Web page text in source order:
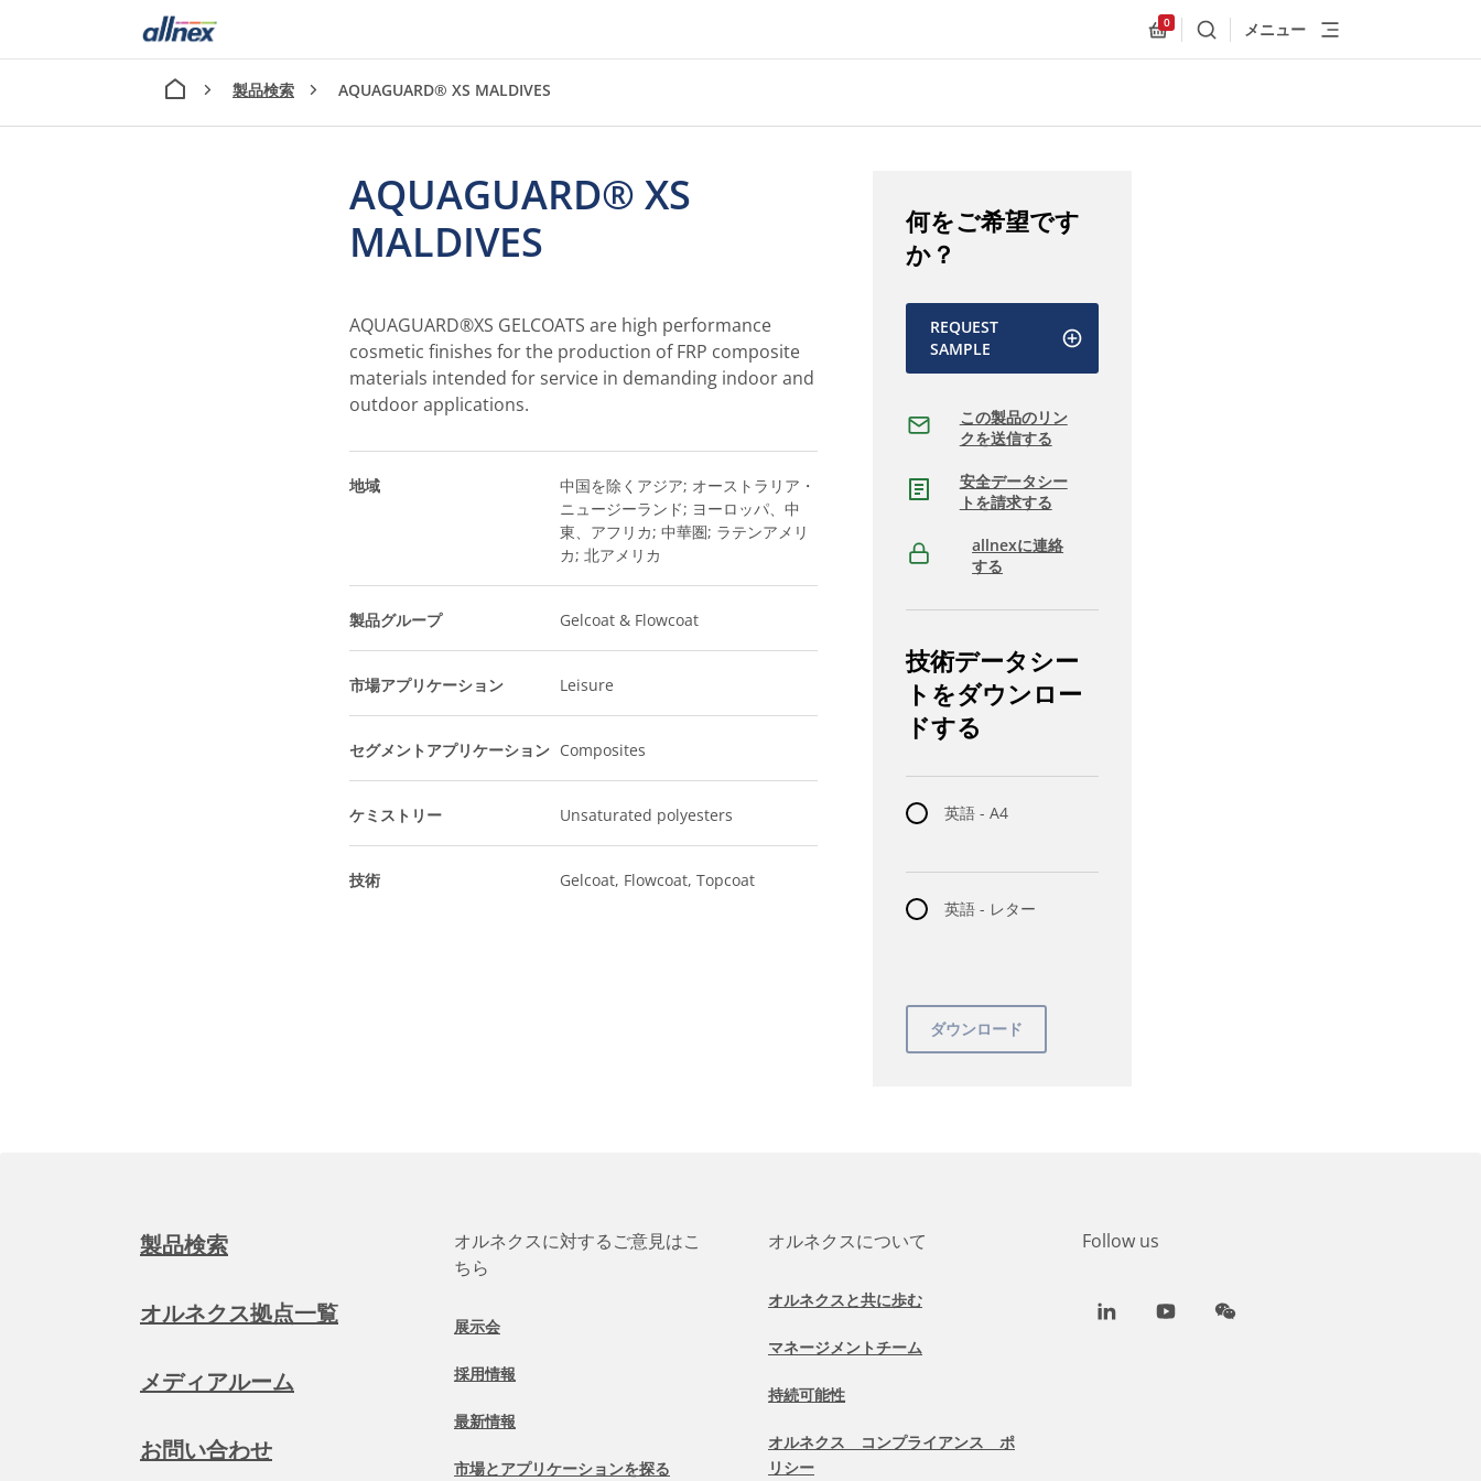
Allnex.GeneralResources.Cart
0
検索 メニュー
製品検索 AQUAGUARD® XS MALDIVES
AQUAGUARD® XS
MALDIVES
AQUAGUARD®XS GELCOATS are high performance
cosmetic finishes for the production of FRP composite
materials intended for service in demanding indoor and
outdoor applications.
地域
中国を除くアジア; オーストラリア・
ニュージーランド; ヨーロッパ、中
東、アフリカ; 中華圏; ラテンアメリ
カ; 北アメリカ
製品グループ Gelcoat & Flowcoat
市場アプリケーション Leisure
セグメントアプリケーション Composites
ケミストリー Unsaturated polyesters
技術 Gelcoat, Flowcoat, Topcoat
何をご希望です
か？
REQUEST
SAMPLE
この製品のリン
クを送信する
安全データシー
トを請求する
allnexに連絡
する
技術データシー
トをダウンロー
ドする
英語 - A4
英語 - レター
製品検索
オルネクス拠点一覧
メディアルーム
お問い合わせ
オルネクスに対するご意見はこ
ちら
展示会
採用情報
最新情報
市場とアプリケーションを探る
オルネクスについて
オルネクスと共に歩む
マネージメントチーム
持続可能性
オルネクス コンプライアンス ポ
リシー
Follow us
LinkedInYoutubeWeChat